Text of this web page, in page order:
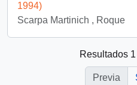
1994)
Scarpa Martinich , Roque
Resultados
Previa